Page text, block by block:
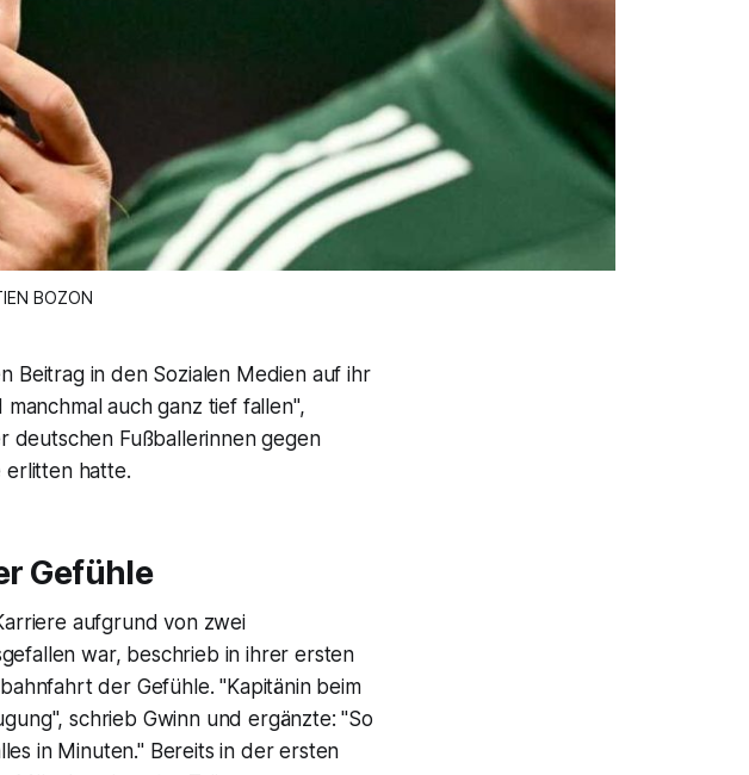
BOZON
Beitrag in den Sozialen Medien auf ihr
auch ganz tief fallen",
deutschen Fußballerinnen gegen
erlitten hatte.
Gefühle
aufgrund von zwei
war, beschrieb in ihrer ersten
der Gefühle. "Kapitänin beim
schrieb Gwinn und ergänzte: "So
in Minuten." Bereits in der ersten